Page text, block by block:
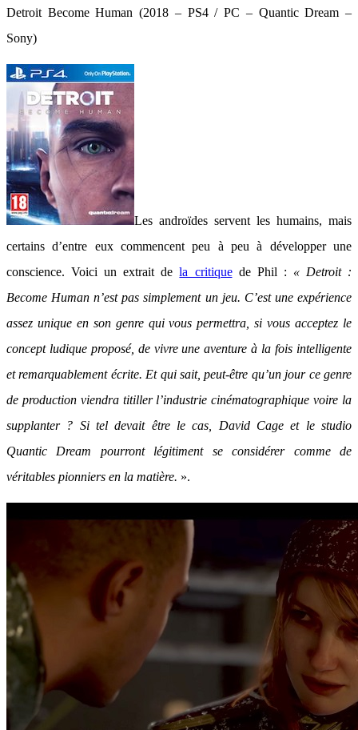
Detroit Become Human (2018 – PS4 / PC – Quantic Dream –
Sony)
Les androïdes servent les humains, mais
certains d’entre eux commencent peu à peu à développer une
conscience. Voici un extrait dela critiquede Phil : « Detroit :
Become Human n’est pas simplement un jeu. C’est une expérience
assez unique en son genre qui vous permettra, si vous acceptez le
concept ludique proposé, de vivre une aventure à la fois intelligente
et remarquablement écrite. Et qui sait, peut-être qu’un jour ce genre
de production viendra titiller l’industrie cinématographique voire la
supplanter ? Si tel devait être le cas, David Cage et le studio
Quantic Dream pourront légitiment se considérer comme de
véritables pionniers en la matière. ».